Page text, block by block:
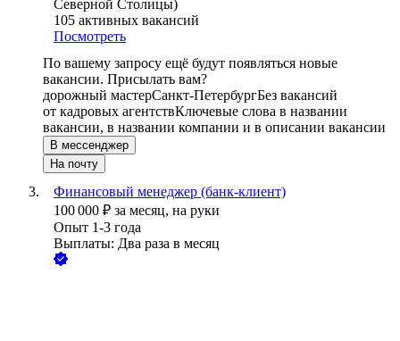
Северной Столицы)
105 активных вакансий
Посмотреть
По вашему запросу ещё будут появляться новые
вакансии. Присылать вам?
дорожный мастерСанкт-ПетербургБез вакансий
от кадровых агентствКлючевые слова в названии
вакансии, в названии компании и в описании вакансии
В мессенджер
На почту
Финансовый менеджер (банк-клиент)
100 000 ₽ за месяц, на руки
Опыт 1-3 года
Выплаты: Два раза в месяц